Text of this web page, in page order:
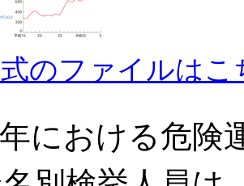
のファイルはこ
における危険